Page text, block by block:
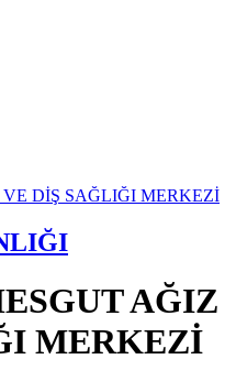
AĞIZ
MERKEZİ